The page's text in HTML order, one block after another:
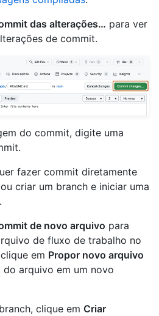
das alterações… para ver
de commit.
do commit, digite uma
fazer commit diretamente
criar um branch e iniciar uma
de novo arquivo para
de fluxo de trabalho no
em Propor novo arquivo
arquivo em um novo
clique em Criar